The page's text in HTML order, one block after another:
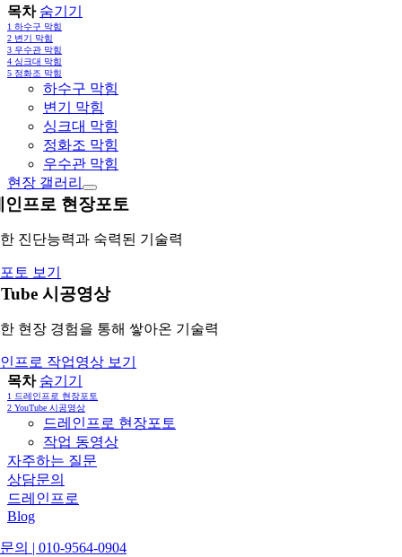
목차 숨기기
1 하수구 막힘
2 변기 막힘
3 우수관 막힘
4 싱크대 막힘
5 정화조 막힘
하수구 막힘
변기 막힘
싱크대 막힘
정화조 막힘
우수관 막힘
현장 갤러리
인프로 현장포토
진단능력과 숙력된 기술력
토 보기
시공영상
현장 경험을 통해 쌓아온 기술력
프로 작업영상 보기
목차 숨기기
1 드레인프로 현장포토
2 YouTube 시공영상
드레인프로 현장포토
작업 동영상
자주하는 질문
상담문의
드레인프로
Blog
의 | 010-9564-0904